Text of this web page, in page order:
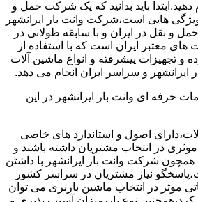
باید بدانید که یک شرکت حمل و
هایی است،شرکت وانت بار ایرانشهر
و نقل در ایران و با سابقه طولانی در
معتبر ایران است که با استفاده از
و تجهیزات پیشرفته و انواع ماشین آلات
و سراسر ایران انجام می دهد.
حرفه ای وانت بار ایرانشهر در این
اصول و استاندارد های خاصی
در انتخاب مشتریان داشته باشند و
شرکت وانت بار ایرانشهر با داشتن
نیاز مشتریان در سراسر کشور
موثر در انتخاب ماشین باربری می توان